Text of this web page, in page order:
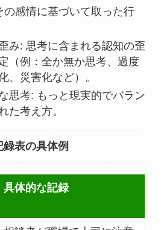
の感情に基づいて取った行
み: 思考に含まれる認知の歪
（例：全か無か思考、過度
、災害化など）。
思考: もっと現実的でバラン
た考え方。
録表の具体例
具体的な記録